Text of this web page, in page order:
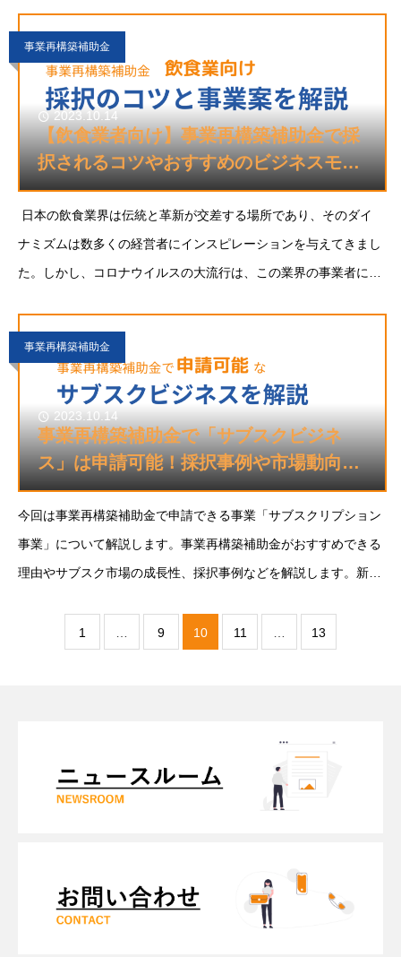
事業再構築補助金
2023.10.14
【飲食業者向け】事業再構築補助金で採
択されるコツやおすすめのビジネスモデ
ルを解説
日本の飲食業界は伝統と革新が交差する場所であり、そのダイ
ナミズムは数多くの経営者にインスピレーションを与えてきまし
た。しかし、コロナウイルスの大流行は、この業界の事業者に多
事業再構築補助金
2023.10.14
事業再構築補助金で「サブスクビジネ
ス」は申請可能！採択事例や市場動向を
解説
今回は事業再構築補助金で申請できる事業「サブスクリプション
事業」について解説します。事業再構築補助金がおすすめできる
理由やサブスク市場の成長性、採択事例などを解説します。新規
ば幸いです。サブスクリプション業界とは
1 9 10 11 13